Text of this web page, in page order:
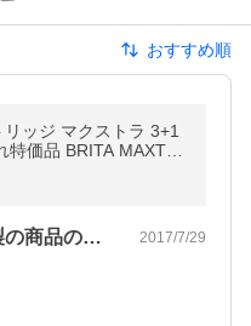
おすすめ順
ッジ マクストラ 3+1
価品 BRITA MAXTR
ートリッジ ポット型
ト 並行輸入
メーカーさんのしメーカー製の商品のため… 2017/7/29